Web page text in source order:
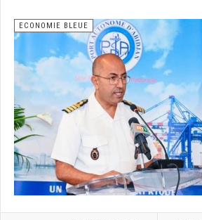
ECONOMIE BLEUE